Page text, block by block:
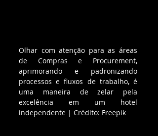
Olhar com atenção para as áreas
de Compras e Procurement,
aprimorando e padronizando
processos e fluxos de trabalho, é
uma maneira de zelar pela
excelência em um hotel
independente | Crédito: Freepik